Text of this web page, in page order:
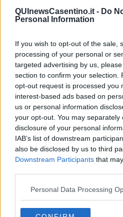
QUInewsCasentino.it - Do
Personal Information
If you wish to opt-out of the sale,
processing of your personal or
targeted advertising by us,
section to confirm your selection.
opt-out request is processed you
interest-based ads based on
us or personal information
your opt-out. You may
disclosure of your personal
IAB’s list of downstream
also be disclosed by us to third
Downstream Participants that
Personal Data Processing
​L’Australiana
Le stelle del jazz
Auguri
Moro
Passanti
Continuando, la nonna e il
Metaverso smart
Fiamme
Anzi
Confessioni autoreferenziali
Utopie
Estate
Il lago
Il diluvio
La classe
Pensieri incoerenti
Dal balcone
Insomnia
Lo sgombero